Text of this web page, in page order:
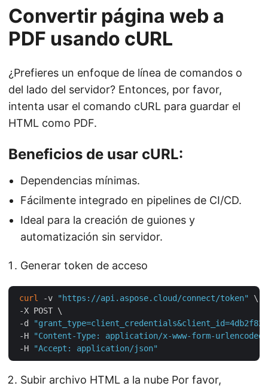
Convertir página web a
PDF usando cURL
¿Prefieres un enfoque de línea de comandos o
del lado del servidor? Entonces, por favor,
intenta usar el comando cURL para guardar el
HTML como PDF.
Beneficios de usar cURL:
Dependencias mínimas.
Fácilmente integrado en pipelines de CI/CD.
Ideal para la creación de guiones y
automatización sin servidor.
Generar token de acceso
curl -v "https://api.aspose.cloud/connect/token"
\
-X POST \
-d
"grant_type=client_credentials&client_id=4db2f826-
-H
"Content-Type: application/x-www-form-urlencoded"
-H
"Accept: application/json"
Subir archivo HTML a la nube Por favor,